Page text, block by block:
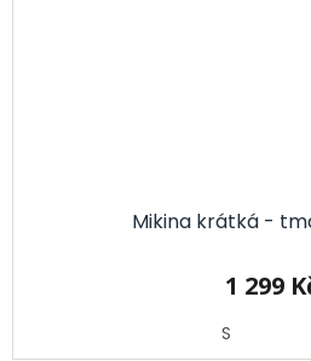
Mikina krátká -
1 299
S